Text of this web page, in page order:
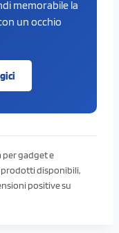
memorabile la
un occhio
per gadget e
prodotti disponibili,
positive su